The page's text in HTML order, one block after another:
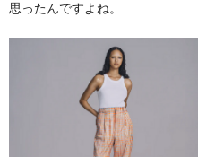
思ったんですよね。